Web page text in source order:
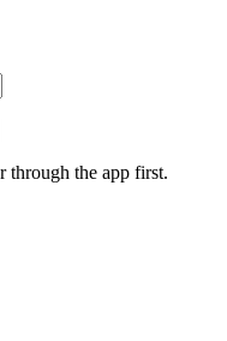
through the app first.